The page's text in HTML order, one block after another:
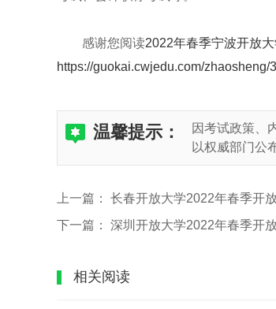
感谢您阅读2022年春季宁波开放
https://guokai.cwjedu.com/zhaosheng/
温馨提示：
因考试政策、
以权威部门公
上一篇： 长春开放大学2022年春季开
下一篇： 深圳开放大学2022年春季开
相关阅读